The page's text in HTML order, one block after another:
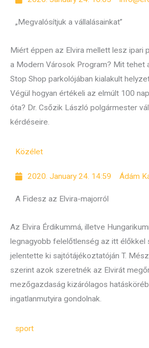
„Megvalósítjuk a vállalásainkat”
Miért éppen az Elvira mellett lesz ipari
a Modern Városok Program? Mit tehet
Stop Shop parkolójában kialakult
Végül hogyan értékeli az elmúlt 100
óta? Dr. Csőzik László polgármester
kérdéseire.
Közélet
2020. January 24. 14:59 Ádám
A Fidesz az Elvira-majorról
Az Elvira Érdikummá, illetve
legnagyobb felelőtlenség az itt élőkkel
jelentette ki sajtótájékoztatóján T.
szerint azok szeretnék az Elvirát
mezőgazdaság kizárólagos
ingatlanmutyira gondolnak.
sport